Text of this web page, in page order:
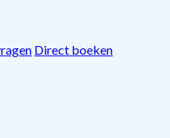
Direct boeken